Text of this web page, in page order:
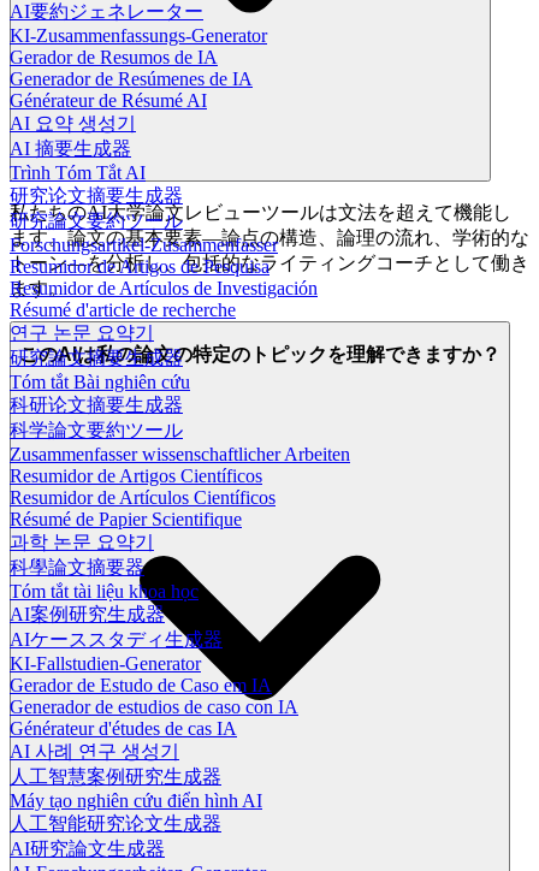
AI要約ジェネレーター
KI-Zusammenfassungs-Generator
Gerador de Resumos de IA
Generador de Resúmenes de IA
Générateur de Résumé AI
AI 요약 생성기
AI 摘要生成器
Trình Tóm Tắt AI
研究论文摘要生成器
研究論文要約ツール
Forschungsartikel-Zusammenfasser
Resumidor de Artigos de Pesquisa
Resumidor de Artículos de Investigación
Résumé d'article de recherche
연구 논문 요약기
研究論文摘要生成器
Tóm tắt Bài nghiên cứu
科研论文摘要生成器
科学論文要約ツール
Zusammenfasser wissenschaftlicher Arbeiten
Resumidor de Artigos Científicos
Resumidor de Artículos Científicos
Résumé de Papier Scientifique
과학 논문 요약기
科學論文摘要器
Tóm tắt tài liệu khoa học
AI案例研究生成器
AIケーススタディ生成器
KI-Fallstudien-Generator
Gerador de Estudo de Caso em IA
Generador de estudios de caso con IA
Générateur d'études de cas IA
AI 사례 연구 생성기
人工智慧案例研究生成器
Máy tạo nghiên cứu điển hình AI
人工智能研究论文生成器
AI研究論文生成器
私たちのAI大学論文レビューツールは文法を超えて機能し
ます。論文の基本要素—論点の構造、論理の流れ、学術的な
トーン—を分析し、包括的なライティングコーチとして働き
ます。
このAIは私の論文の特定のトピックを理解できますか？